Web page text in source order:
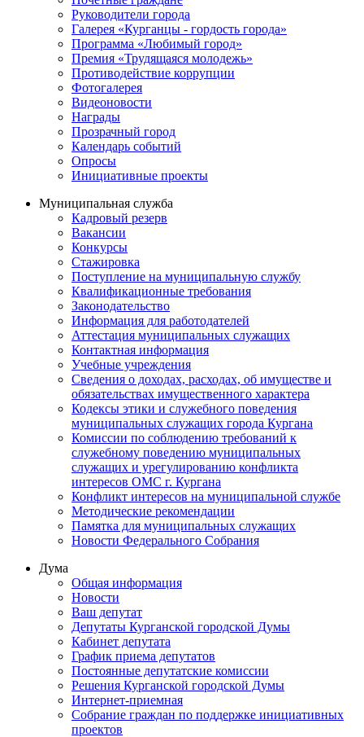
Руководители города
Галерея «Курганцы - гордость города»
Программа «Любимый город»
Премия «Трудящаяся молодежь»
Противодействие коррупции
Фотогалерея
Видеоновости
Награды
Прозрачный город
Календарь событий
Опросы
Инициативные проекты
Муниципальная служба
Кадровый резерв
Вакансии
Конкурсы
Стажировка
Поступление на муниципальную службу
Квалификационные требования
Законодательство
Информация для работодателей
Аттестация муниципальных служащих
Контактная информация
Учебные учреждения
Сведения о доходах, расходах, об имуществе и
обязательствах имущественного характера
Кодексы этики и служебного поведения
муниципальных служащих города Кургана
Комиссии по соблюдению требований к
служебному поведению муниципальных
служащих и урегулированию конфликта
интересов ОМС г. Кургана
Конфликт интересов на муниципальной службе
Методические рекомендации
Памятка для муниципальных служащих
Новости Федерального Cобрания
Дума
Общая информация
Новости
Ваш депутат
Депутаты Курганской городской Думы
Кабинет депутата
График приема депутатов
Постоянные депутатские комиссии
Решения Курганской городской Думы
Интернет-приемная
Собрание граждан по поддержке инициативных
проектов